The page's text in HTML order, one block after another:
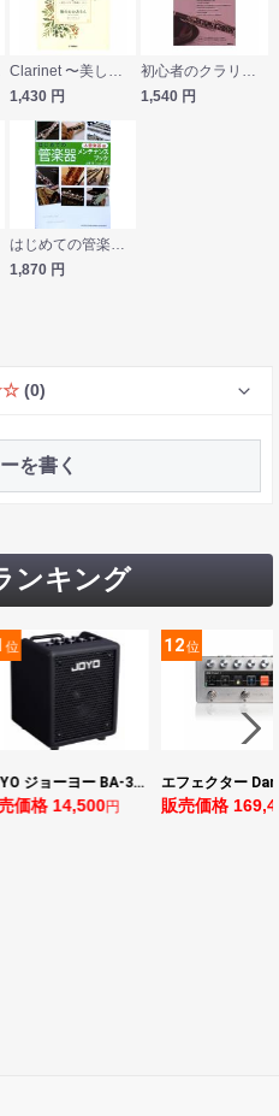
1,430 円
1,540 円
1,870 円
(0)
を書く
ンキング
位
JOYO ジョーヨー BA-30 VIBE CUBE BLK 30W 小型ベースアンプ Bluetooth+OTGオーディオI/F搭載
価格 14,500円
12位
販売価格